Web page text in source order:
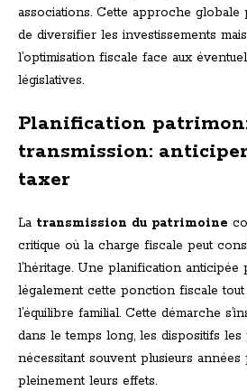
associations. Cette approche
de diversifier les investissements
l’optimisation fiscale face aux
législatives.
Planification
transmission:
taxer
La transmission du patrimoine
critique où la charge fiscale peut
l’héritage. Une planification anticipée
légalement cette ponction fiscale
l’équilibre familial. Cette démarche
dans le temps long, les dispositifs les
nécessitant souvent plusieurs
pleinement leurs effets.